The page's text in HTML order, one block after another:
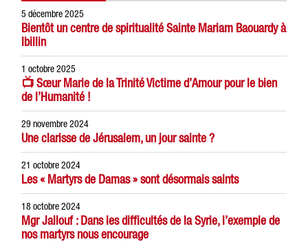
5 décembre 2025
Bientôt un centre de spiritualité Sainte Mariam Baouardy à
Ibillin
1 octobre 2025
📺 Sœur Marie de la Trinité Victime d’Amour pour le bien
de l’Humanité !
29 novembre 2024
Une clarisse de Jérusalem, un jour sainte ?
21 octobre 2024
Les « Martyrs de Damas » sont désormais saints
18 octobre 2024
Mgr Jallouf : Dans les difficultés de la Syrie, l’exemple de
nos martyrs nous encourage